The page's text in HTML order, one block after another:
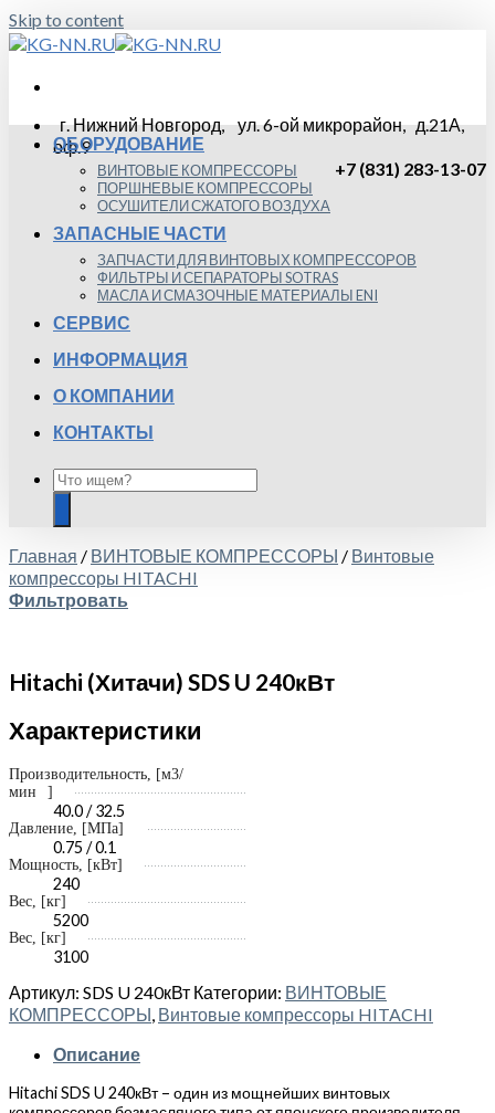
Skip to content
г. Нижний Новгород, ул. 6-ой микрорайон, д.21А,
оф.9
+7 (831) 283-13-07
ОБОРУДОВАНИЕ
ВИНТОВЫЕ КОМПРЕССОРЫ
ПОРШНЕВЫЕ КОМПРЕССОРЫ
ОСУШИТЕЛИ СЖАТОГО ВОЗДУХА
ЗАПАСНЫЕ ЧАСТИ
ЗАПЧАСТИ ДЛЯ ВИНТОВЫХ КОМПРЕССОРОВ
ФИЛЬТРЫ И СЕПАРАТОРЫ SOTRAS
МАСЛА И СМАЗОЧНЫЕ МАТЕРИАЛЫ ENI
СЕРВИС
ИНФОРМАЦИЯ
О КОМПАНИИ
КОНТАКТЫ
Главная / ВИНТОВЫЕ КОМПРЕССОРЫ / Винтовые
компрессоры HITACHI
Фильтровать
Hitachi (Хитачи) SDS U 240кВт
Характеристики
Производительность, [м3/
мин
]
40.0 / 32.5
Давление, [МПа]
0.75 / 0.1
Мощность, [кВт]
240
Вес, [кг]
5200
Вес, [кг]
3100
Артикул: SDS U 240кВт Категории: ВИНТОВЫЕ
КОМПРЕССОРЫ, Винтовые компрессоры HITACHI
Описание
Hitachi SDS U 240кВт – один из мощнейших винтовых